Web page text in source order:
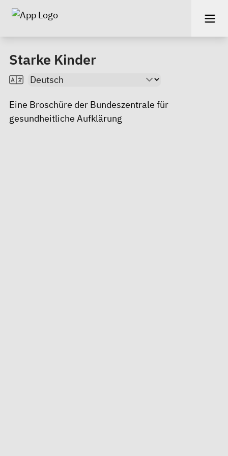
Starke Kinder
Eine Broschüre der Bundeszentrale für
gesundheitliche Aufklärung